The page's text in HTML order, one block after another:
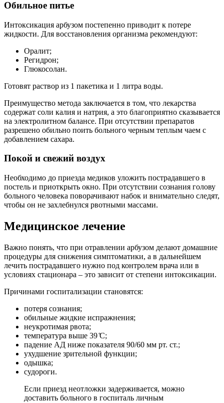
Обильное питье
Интоксикация арбузом постепенно приводит к потере
жидкости. Для восстановления организма рекомендуют:
Оралит;
Регидрон;
Глюкосолан.
Готовят раствор из 1 пакетика и 1 литра воды.
Преимущество метода заключается в том, что лекарства
содержат соли калия и натрия, а это благоприятно сказывается
на электролитном балансе. При отсутствии препаратов
разрешено обильно поить больного черным теплым чаем с
добавлением сахара.
Покой и свежий воздух
Необходимо до приезда медиков уложить пострадавшего в
постель и приоткрыть окно. При отсутствии сознания голову
больного человека поворачивают набок и внимательно следят,
чтобы он не захлебнулся рвотными массами.
Медицинское лечение
Важно понять, что при отравлении арбузом делают домашние
процедуры для снижения симптоматики, а в дальнейшем
лечить пострадавшего нужно под контролем врача или в
условиях стационара – это зависит от степени интоксикации.
Причинами госпитализации становятся:
потеря сознания;
обильные жидкие испражнения;
неукротимая рвота;
температура выше 39 ̊С;
падение АД ниже показателя 90/60 мм рт. ст.;
ухудшение зрительной функции;
одышка;
судороги.
Если приезд неотложки задерживается, можно
доставить больного в госпиталь личным